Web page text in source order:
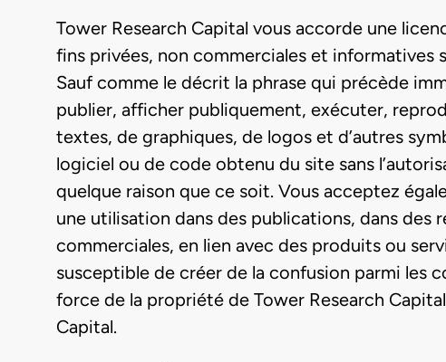
Tower Research Capital vous accorde une
fins privées, non commerciales et
Sauf comme le décrit la phrase qui précède
publier, afficher publiquement, exécuter,
textes, de graphiques, de logos et d’autres
logiciel ou de code obtenu du site sans
quelque raison que ce soit. Vous acceptez
une utilisation dans des publications, dans des
commerciales, en lien avec des produits ou
susceptible de créer de la confusion parmi les
force de la propriété de Tower Research
Capital.